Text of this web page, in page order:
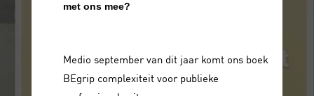
met ons mee?
Medio september van dit jaar komt ons boek
BEgrip complexiteit voor publieke